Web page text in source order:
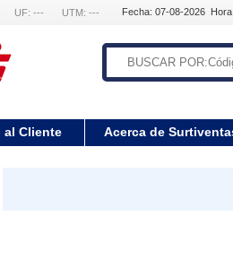
UF: --- UTM: --- Fecha: 07-08-2026
al Cliente Acerca de